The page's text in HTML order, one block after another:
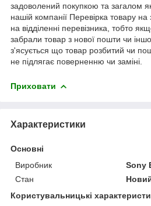
задоволений покупкою та загалом
нашій компанії Перевірка товару на
на відділенні перевізника, тобто
забрали товар з нової пошти чи
з'ясується що товар розбитий чи
не підлягає поверненню чи заміні.
Приховати
Характеристики
Основні
Виробник
Sony
Стан
Користувальницькі